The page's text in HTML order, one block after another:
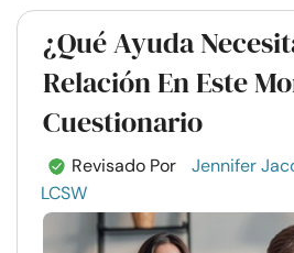
¿Qué Ayuda
Relación En Este
Cuestionario
Revisado Por
Jennifer
LCSW